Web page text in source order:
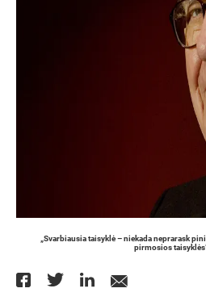
„Svarbiausia taisyklė – niekada neprarask
pirmosios